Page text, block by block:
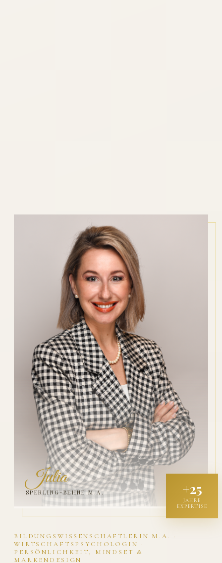
BILDUNGSWISSENSCHAFTLERIN M.A. ·
WIRTSCHAFTSPSYCHOLOGIN ·
PERSÖNLICHKEIT, MINDSET &
MARKENDESIGN
Julia
SPERLING-BEHNE M.A. +25
JAHRE
EXPERTISE